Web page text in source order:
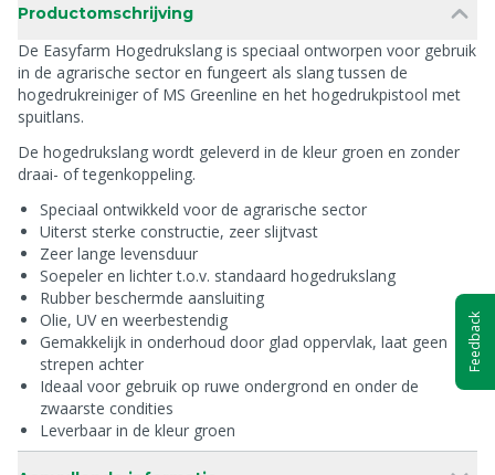
Productomschrijving
De Easyfarm Hogedrukslang is speciaal ontworpen voor gebruik
in de agrarische sector en fungeert als slang tussen de
hogedrukreiniger of MS Greenline en het hogedrukpistool met
spuitlans.
De hogedrukslang wordt geleverd in de kleur groen en zonder
draai- of tegenkoppeling.
Speciaal ontwikkeld voor de agrarische sector
Uiterst sterke constructie, zeer slijtvast
Zeer lange levensduur
Soepeler en lichter t.o.v. standaard hogedrukslang
Rubber beschermde aansluiting
Olie, UV en weerbestendig
Gemakkelijk in onderhoud door glad oppervlak, laat geen
strepen achter
Ideaal voor gebruik op ruwe ondergrond en onder de
zwaarste condities
Leverbaar in de kleur groen
Feedback